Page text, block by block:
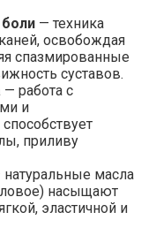
— техника
освобождая
спазмированные
суставов.
— работа с
и
приливу
натуральные масла
насыщают
эластичной и